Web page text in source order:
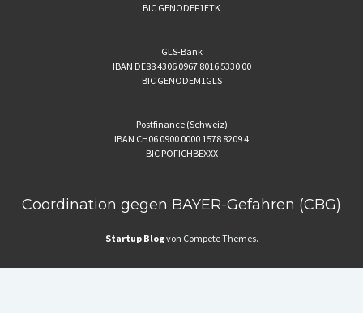
BIC GENODEF1ETK
GLS-Bank
IBAN DE88 4306 0967 8016 5330 00
BIC GENODEM1GLS
Postfinance (Schweiz)
IBAN CH06 0900 0000 1578 8209 4
BIC POFICHBEXXX
Coordination gegen BAYER-Gefahren (CBG)
Startup Blogvon Compete Themes.